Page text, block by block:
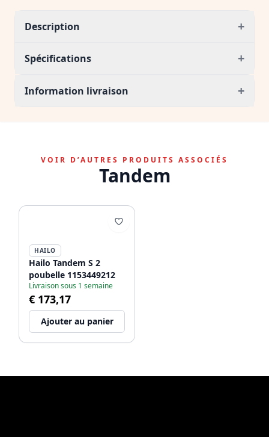
Description +
Spécifications +
Information livraison +
VOIR D’AUTRES PRODUITS ASSOCIÉS
Tandem
HAILO
Hailo Tandem S 2
poubelle 1153449212
Livraison sous 1 semaine
€ 173,17
Ajouter au panier